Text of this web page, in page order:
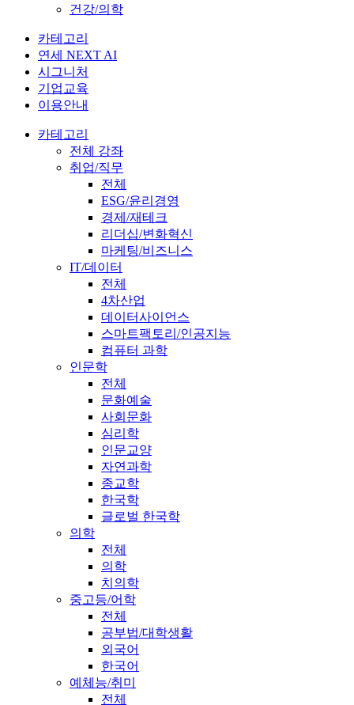
건강/의학
카테고리
연세 NEXT AI
시그니처
기업교육
이용안내
카테고리
전체 강좌
취업/직무
전체
ESG/윤리경영
경제/재테크
리더십/변화혁신
마케팅/비즈니스
IT/데이터
전체
4차산업
데이터사이언스
스마트팩토리/인공지능
컴퓨터 과학
인문학
전체
문화예술
사회문화
심리학
인문교양
자연과학
종교학
한국학
글로벌 한국학
의학
전체
의학
치의학
중고등/어학
전체
공부법/대학생활
외국어
한국어
예체능/취미
전체